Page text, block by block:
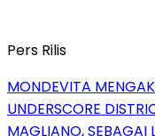
Pers Rilis
MONDEVITA
UNDERSCORE
MAGLIANO, SEBAGAI